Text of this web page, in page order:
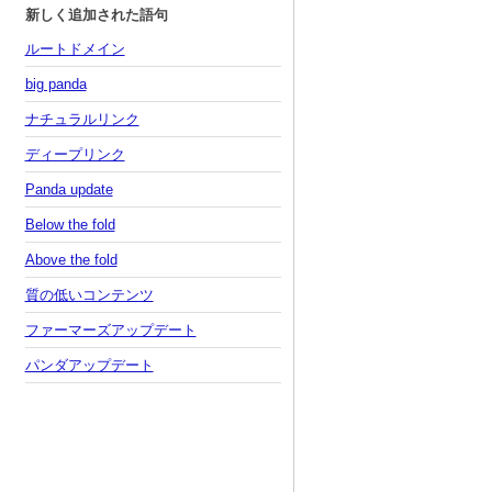
新しく追加された語句
ルートドメイン
big panda
ナチュラルリンク
ディープリンク
Panda update
Below the fold
Above the fold
質の低いコンテンツ
ファーマーズアップデート
パンダアップデート